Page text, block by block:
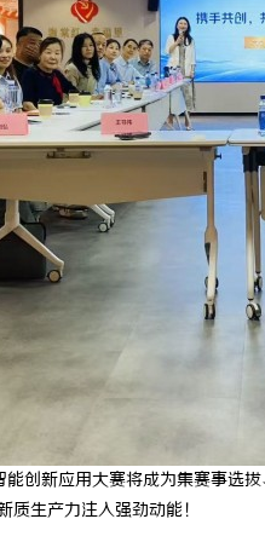
创新应用大赛将成为集赛事选
生产力注入强劲动能！